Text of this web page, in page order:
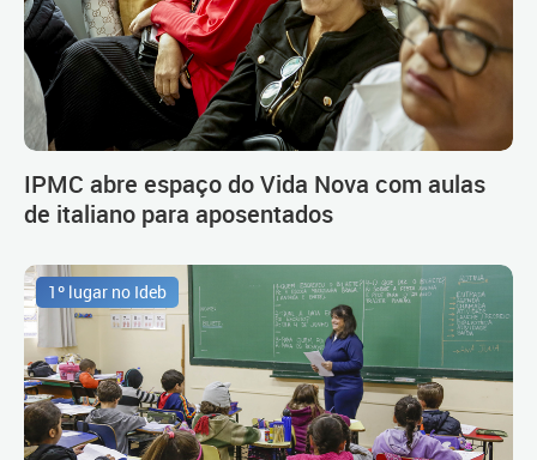
IPMC abre espaço do Vida Nova com aulas
de italiano para aposentados
1º lugar no Ideb